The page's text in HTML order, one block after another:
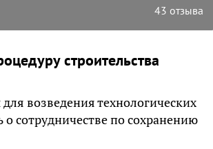
43 отзыва
строительства
возведения технологических
сотрудничестве по сохранению